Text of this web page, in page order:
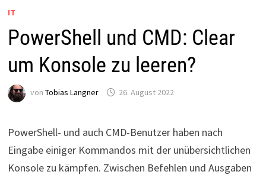
IT
PowerShell und CMD: Clear
um Konsole zu leeren?
von Tobias Langner 26. August 2022
PowerShell- und auch CMD-Benutzer haben nach
Eingabe einiger Kommandos mit der unübersichtlichen
Konsole zu kämpfen. Zwischen Befehlen und Ausgaben